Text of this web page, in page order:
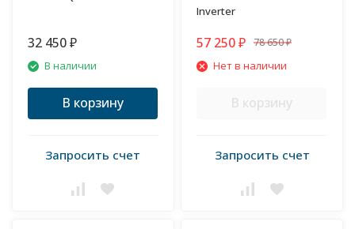
32 450 ₽
В наличии
В корзину
Запросить счет
Inverter
57 250 ₽ 78 650 ₽
Нет в наличии
В корзину
Запросить счет